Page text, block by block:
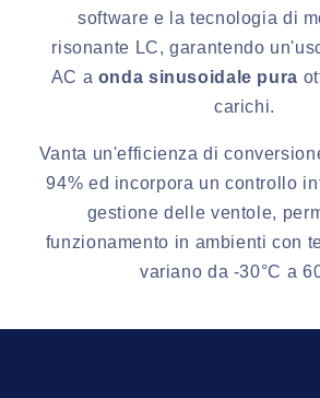
software e la tecnologia di
risonante LC, garantendo
AC a onda sinusoidale pura
carichi.
Vanta un'efficienza di
94% ed incorpora un controllo
gestione delle ventole,
funzionamento in ambienti con
variano da -30°C a